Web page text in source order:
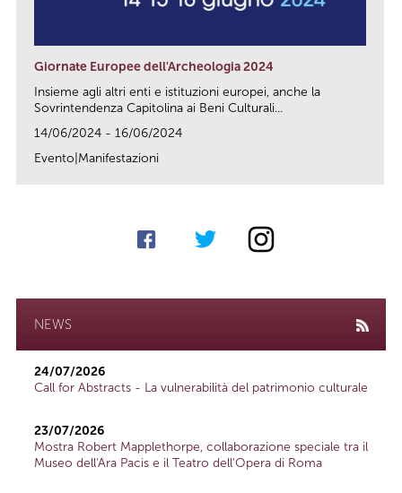
Giornate Europee dell'Archeologia 2024
Insieme agli altri enti e istituzioni europei, anche la
Sovrintendenza Capitolina ai Beni Culturali...
14/06/2024 - 16/06/2024
Evento|Manifestazioni
NEWS
24/07/2026
Call for Abstracts - La vulnerabilità del patrimonio culturale
23/07/2026
Mostra Robert Mapplethorpe, collaborazione speciale tra il
Museo dell'Ara Pacis e il Teatro dell'Opera di Roma